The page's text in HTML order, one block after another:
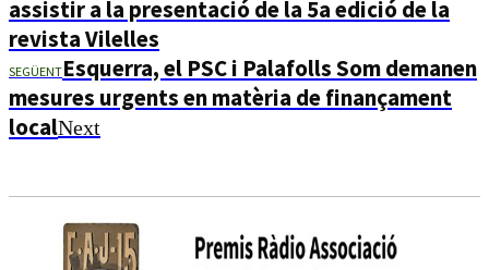
assistir a la presentació de la 5a edició de la
revista Vilelles
SEGÜENTEsquerra, el PSC i Palafolls Som demanen
mesures urgents en matèria de finançament
localNext